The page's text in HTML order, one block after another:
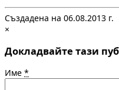
Създадена на 06.08.2013 г.
×
Докладвайте тази
Име *